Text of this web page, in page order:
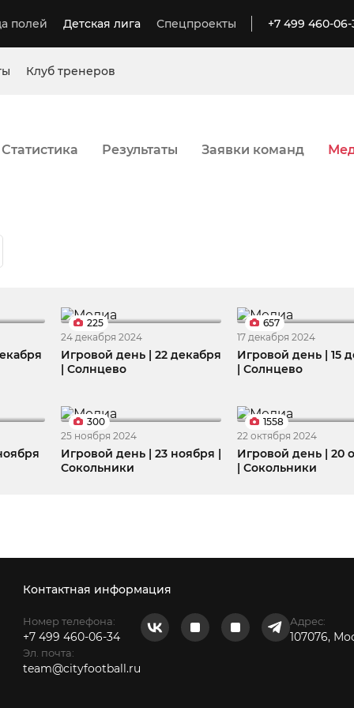
полей Детская лига Спецпроекты +7 499 460-06-
Клуб тренеров
Статистика Результаты Заявки команд
225
24 декабря 2024
Игровой день | 22 декабря
| Солнцево
657
17 декабря 2024
Игровой день | 15
| Солнцево
300
25 ноября 2024
Игровой день | 23 ноября |
Сокольники
1558
22 октября 2024
Игровой день | 20
| Сокольники
Контактная информация
Номер телефона:
+7 499 460-06-34
Эл. почта:
team@cityfootball.ru
Адрес:
107076,